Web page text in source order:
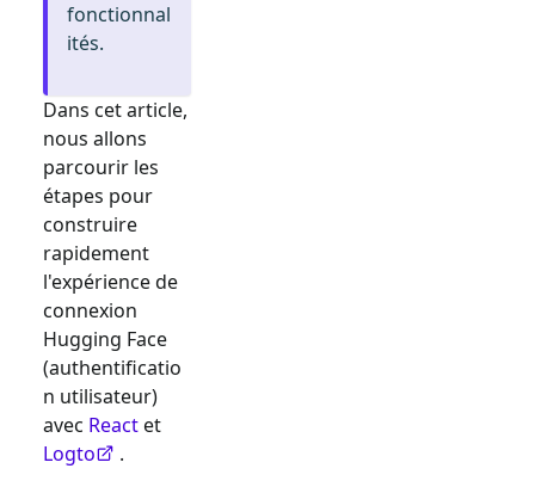
fonctionnal
ités.
Dans cet article,
nous allons
parcourir les
étapes pour
construire
rapidement
l'expérience de
connexion
Hugging Face
(authentificatio
n utilisateur)
avec Reactet
Logto
.